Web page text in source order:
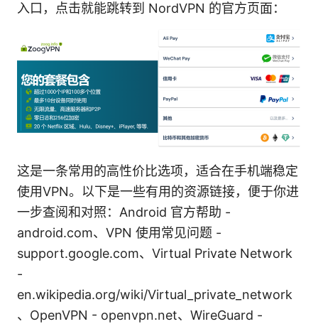
入口，点击就能跳转到 NordVPN 的官方页面：
这是一条常用的高性价比选项，适合在手机端稳定
使用VPN。以下是一些有用的资源链接，便于你进
一步查阅和对照：Android 官方帮助 -
android.com、VPN 使用常见问题 -
support.google.com、Virtual Private Network
-
en.wikipedia.org/wiki/Virtual_private_network
、OpenVPN - openvpn.net、WireGuard -